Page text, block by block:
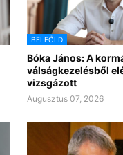
BELFÖLD
Bóka János: A
válságkezelésből
vizsgázott
Augusztus 07, 2026